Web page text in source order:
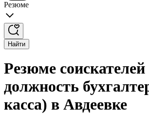
Резюме
Найти
Резюме соискателей
должность
касса) в Авдеевке